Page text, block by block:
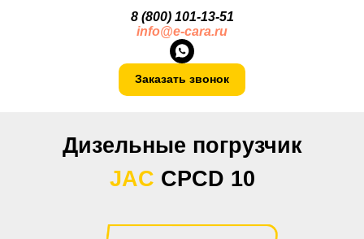
8 (800) 101-13-51
info@e-cara.ru
Заказать звонок
Дизельные погрузчик
JAC CPCD 10